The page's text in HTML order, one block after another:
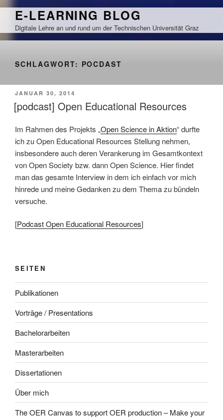
Zum
springen
E-LEARNING BLOG
Digitale Lehre an und rund um der Technischen Universität Graz
SCHLAGWORT: POCDAST
VERÖFFENTLICHT
AM
JANUAR 30, 2014
[podcast] Open Educational Resources
Im Rahmen des Projekts „Open Science in Aktion“ durfte
ich zu Open Educational Resources Stellung nehmen,
insbesondere auch deren Verankerung im Gesamtkontext
von Open Society bzw. dann Open Science. Hier findet
man das gesamte Interview in dem ich einfach vor mich
hinrede und meine Gedanken zu dem Thema zu bündeln
versuche.
[Podcast Open Educational Resources]
SEITEN
Publikationen
Vorträge / Presentations
Bachelorarbeiten
Masterarbeiten
Dissertationen
Über mich
The OER Canvas to support OER production – Make your